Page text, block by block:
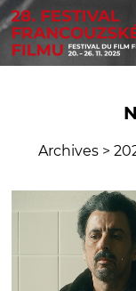
Archives >